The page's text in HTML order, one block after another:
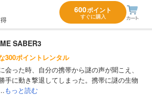
600ポイント
すぐに購入
SABER3
300ポイントレンタル
会った時、自分の携帯から謎の声が聞こえ、
手に動き撃退してしまった。携帯に謎の生物
もっと読む